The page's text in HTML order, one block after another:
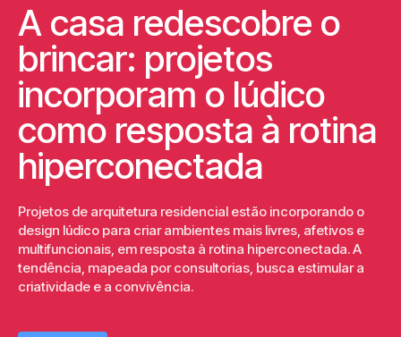
A casa redescobre o
brincar: projetos
incorporam o lúdico
como resposta à rotina
hiperconectada
Projetos de arquitetura residencial estão incorporando o
design lúdico para criar ambientes mais livres, afetivos e
multifuncionais, em resposta à rotina hiperconectada. A
tendência, mapeada por consultorias, busca estimular a
criatividade e a convivência.